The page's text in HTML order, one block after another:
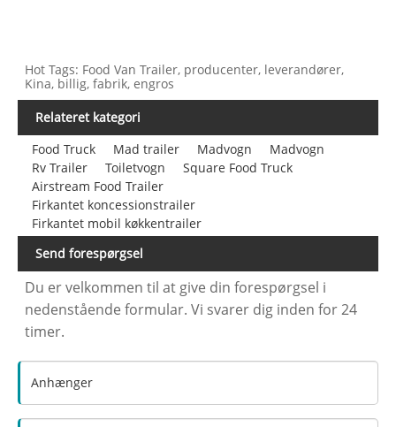
Hot Tags: Food Van Trailer, producenter, leverandører,
Kina, billig, fabrik, engros
Relateret kategori
Food Truck
Mad trailer Madvogn
Madvogn
Rv Trailer
Toiletvogn
Square Food Truck
Airstream Food Trailer
Firkantet koncessionstrailer
Firkantet mobil køkkentrailer
Send forespørgsel
Du er velkommen til at give din forespørgsel i
nedenstående formular. Vi svarer dig inden for 24
timer.